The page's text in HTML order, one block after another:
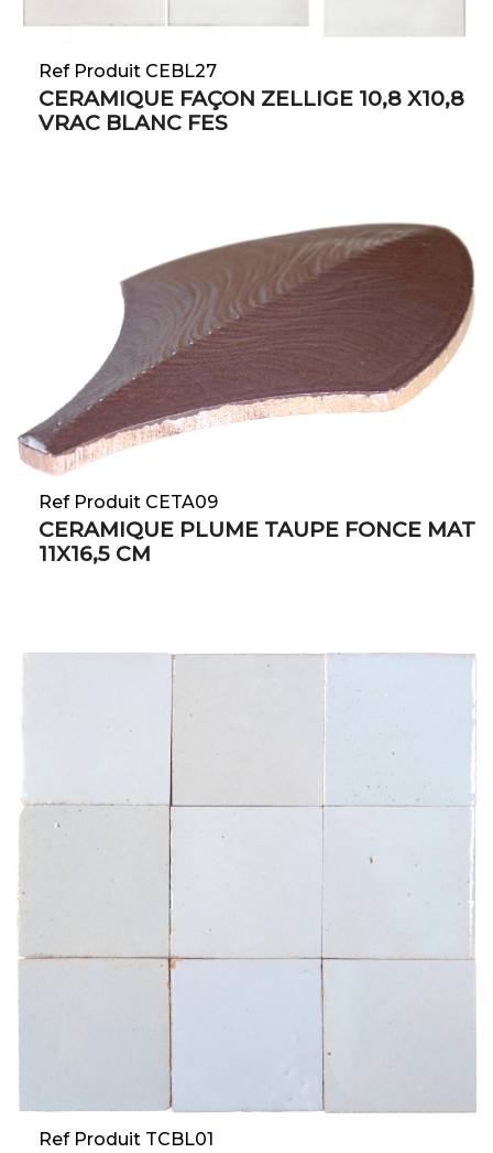
Ref Produit CEBL27
CERAMIQUE FAÇON ZELLIGE 10,8 X10,8
VRAC BLANC FES
Ref Produit CETA09
CERAMIQUE PLUME TAUPE FONCE MAT
11X16,5 CM
Ref Produit TCBL01